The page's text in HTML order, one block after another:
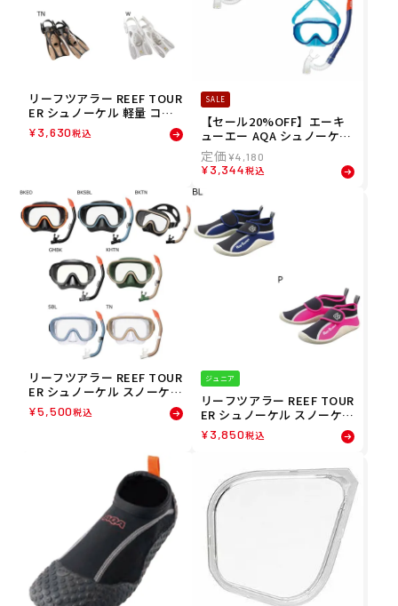
リーフツアラー REEF TOUR
ER シュノーケル 軽量 コン
パクト ストラップ フィン R
F0106
¥3,630税込
SALE
【セール20%OFF】エーキ
ューエー AQA シュノーケル
スノーケル スノーケリング
SET アコUV&ビキシーVラ
イトIII 2点SET KZ-9101 ジ
ュニア キッズ 子ども 男の子
女の子
¥4,180
¥3,344税込
リーフツアラー REEF TOUR
ER シュノーケル スノーケル
シリコーン製マスク＆弁付
きWガードスノーケル 大人
¥5,500税込
ジュニア
リーフツアラー REEF TOUR
ER シュノーケル スノーケル
マリン シューズ RBW3022
ジュニア キッズ 子ども 男の
¥3,850税込